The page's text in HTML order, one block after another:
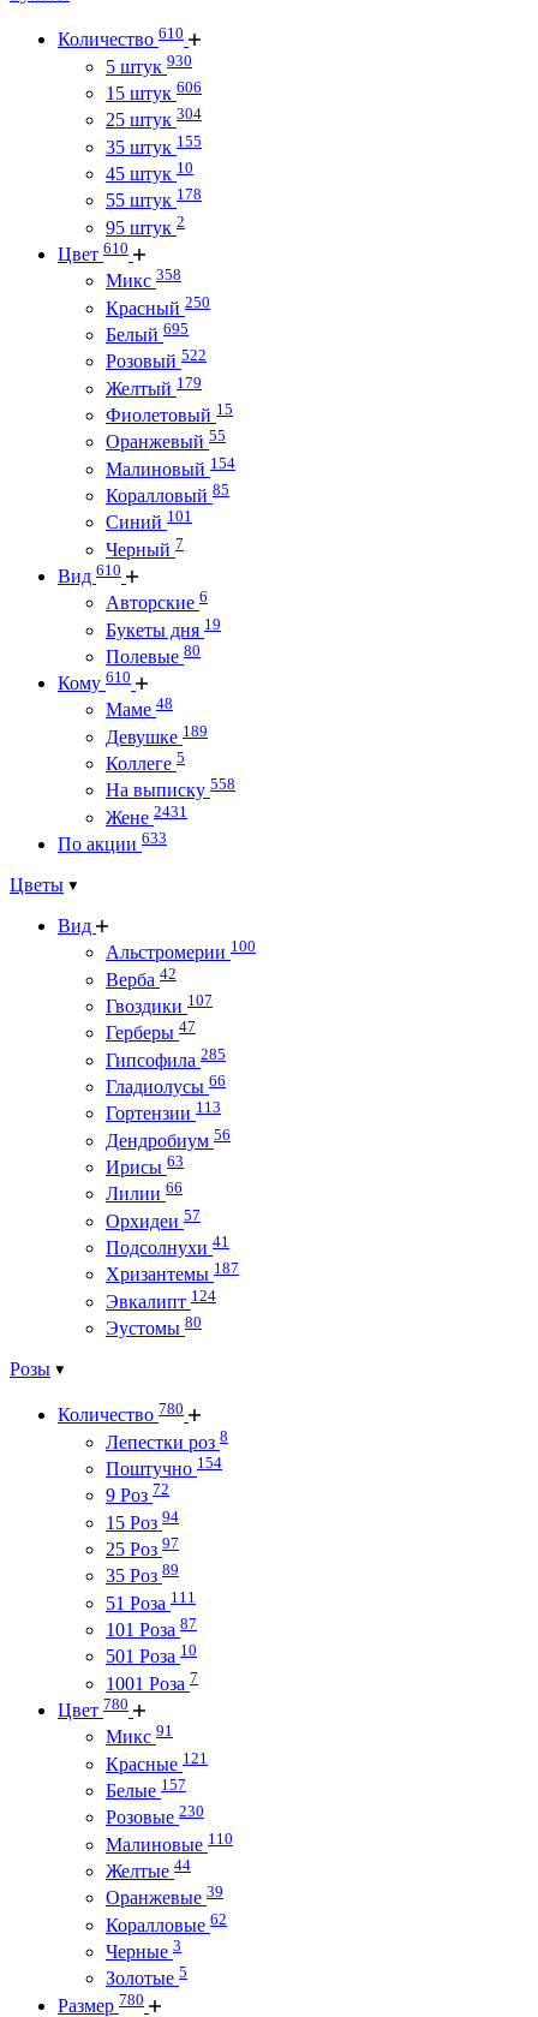
Количество 610
5 штук 930
15 штук 606
25 штук 304
35 штук 155
45 штук 10
55 штук 178
95 штук 2
Цвет 610
Микс 358
Красный 250
Белый 695
Розовый 522
Желтый 179
Фиолетовый 15
Оранжевый 55
Малиновый 154
Коралловый 85
Синий 101
Черный 7
Вид 610
Авторские 6
Букеты дня 19
Полевые 80
Кому 610
Маме 48
Девушке 189
Коллеге 5
На выписку 558
Жене 2431
По акции 633
Цветы
Вид
Альстромерии 100
Верба 42
Гвоздики 107
Герберы 47
Гипсофила 285
Гладиолусы 66
Гортензии 113
Дендробиум 56
Ирисы 63
Лилии 66
Орхидеи 57
Подсолнухи 41
Хризантемы 187
Эвкалипт 124
Эустомы 80
Розы
Количество 780
Лепестки роз 8
Поштучно 154
9 Роз 72
15 Роз 94
25 Роз 97
35 Роз 89
51 Роза 111
101 Роза 87
501 Роза 10
1001 Роза 7
Цвет 780
Микс 91
Красные 121
Белые 157
Розовые 230
Малиновые 110
Желтые 44
Оранжевые 39
Коралловые 62
Черные 3
Золотые 5
Размер 780